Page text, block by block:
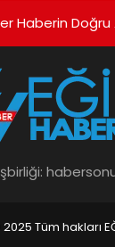
Haberin Doğru
Tüm hakları